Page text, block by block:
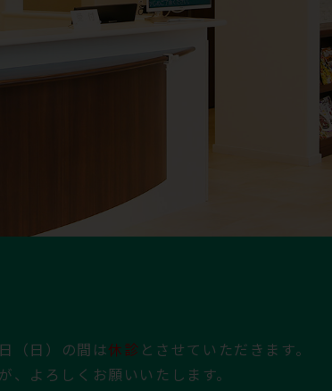
（日）の間は休診 とさせていただきます。
、よろしくお願いいたします。